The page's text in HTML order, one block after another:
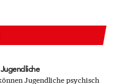
Jugendliche psychisch